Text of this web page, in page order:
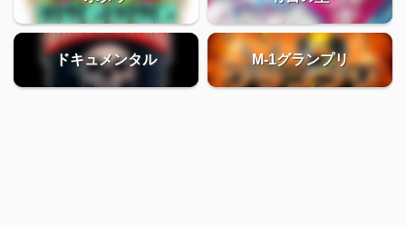
ドキュメンタル M-1グランプリ